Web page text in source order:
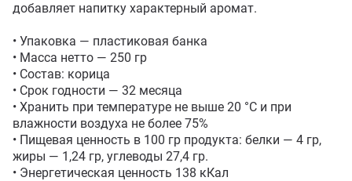
добавляет напитку характерный аромат.
• Упаковка — пластиковая банка
• Масса нетто — 250 гр
• Состав: корица
• Срок годности — 32 месяца
• Хранить при температуре не выше 20 °C и при
влажности воздуха не более 75%
• Пищевая ценность в 100 гр продукта: белки — 4 гр,
жиры — 1,24 гр, углеводы 27,4 гр.
• Энергетическая ценность 138 кКал